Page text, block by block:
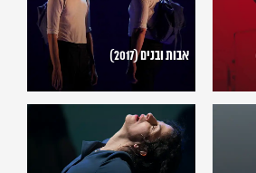
אבות ובנים (2017)
אליס